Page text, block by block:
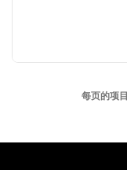
每页的项目